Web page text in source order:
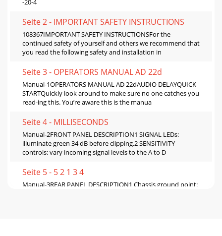
-20-4
Seite 2 - IMPORTANT SAFETY INSTRUCTIONS
108367IMPORTANT SAFETY INSTRUCTIONSFor the
continued safety of yourself and others we recommend that
you read the following safety and installation in
Seite 3 - OPERATORS MANUAL AD 22d
Manual-1OPERATORS MANUAL AD 22dAUDIO DELAYQUICK
STARTQuickly look around to make sure no one catches you
read-ing this. You’re aware this is the manua
Seite 4 - MILLISECONDS
Manual-2FRONT PANEL DESCRIPTION1 SIGNAL LEDs:
illuminate green 34 dB before clipping.2 SENSITIVITY
controls: vary incoming signal levels to the A to D
Seite 5 - 5 2 1 3 4
Manual-3REAR PANEL DESCRIPTION1 Chassis ground point: